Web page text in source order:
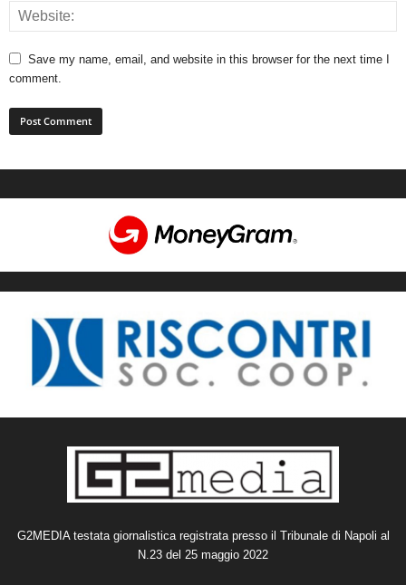
Save my name, email, and website in this browser for the next time I
comment.
G2MEDIA testata giornalistica registrata presso il Tribunale di Napoli al
N.23 del 25 maggio 2022